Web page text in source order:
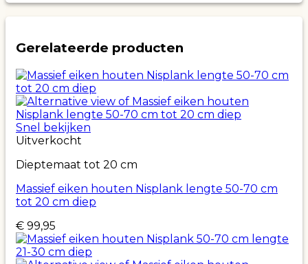
Gerelateerde producten
Snel bekijken
Uitverkocht
Dieptemaat tot 20 cm
Massief eiken houten Nisplank lengte 50-70 cm
tot 20 cm diep
€ 99,95